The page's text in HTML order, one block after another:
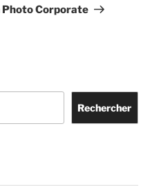
Photo Corporate
Rechercher